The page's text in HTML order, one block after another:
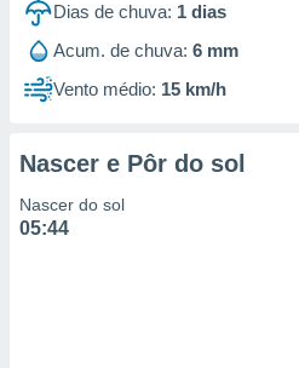
1199
Dias de chuva: 1 dias
Acum. de chuva: 6 mm
Vento médio: 15 km/h
Nascer e Pôr do sol
Nascer do sol
05:44